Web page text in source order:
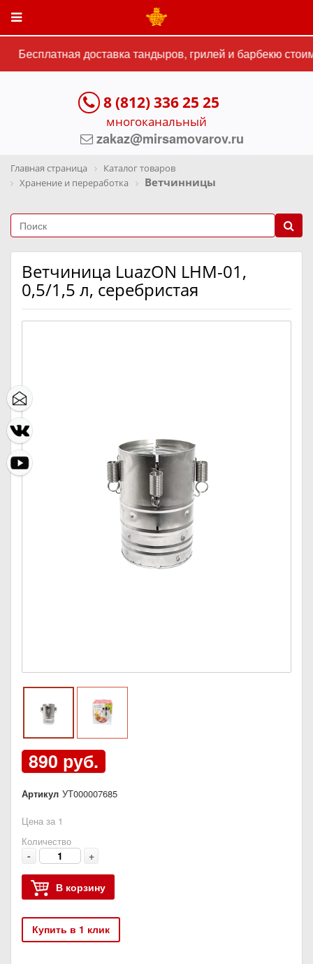
Бесплатная доставка тандыров, грилей и барбекю
8 (812) 336 25 25
многоканальный
zakaz@mirsamovarov.ru
Главная страница
Каталог товаров
Хранение и переработка
Ветчинницы
Ветчиница LuazON LHM-01,
0,5/1,5 л, серебристая
890 руб.
Артикул УТ000007685
Цена за 1
Количество
- +
В корзину
Купить в 1 клик